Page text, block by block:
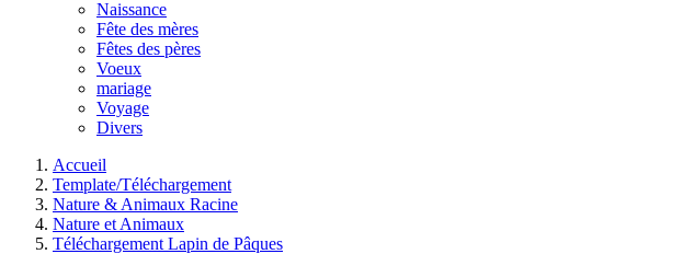
Naissance
Fête des mères
Fêtes des pères
Voeux
mariage
Voyage
Divers
Accueil
Template/Téléchargement
Nature & Animaux Racine
Nature et Animaux
Téléchargement Lapin de Pâques